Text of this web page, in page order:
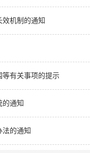
机制的通知
等有关事项的提示
的通知
法的通知